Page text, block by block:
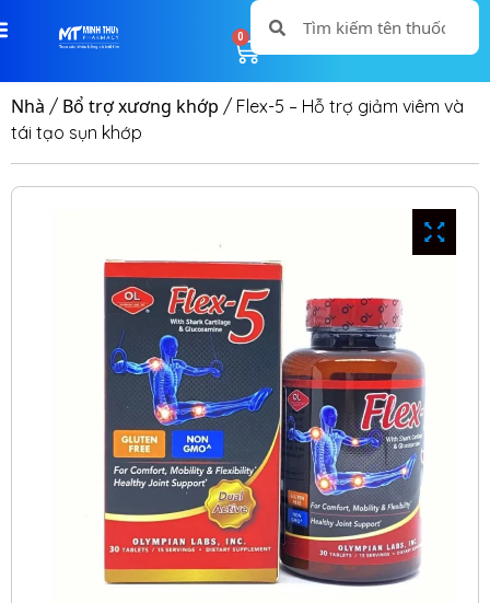
0 0
Nhà / Bổ trợ xương khớp / Flex-5 – Hỗ trợ giảm viêm và
tái tạo sụn khớp